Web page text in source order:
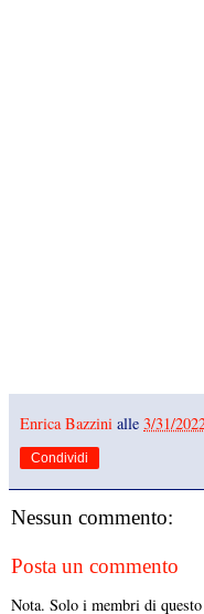
Enrica Bazzini alle 3/31/
Condividi
Nessun commento:
Posta un commento
Nota. Solo i membri di